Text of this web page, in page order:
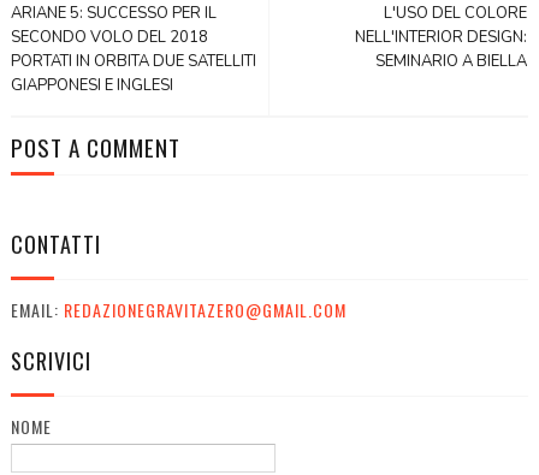
L'USO DEL COLORE
NELL'INTERIOR DESIGN:
SEMINARIO A BIELLA
ARIANE 5: SUCCESSO PER IL
SECONDO VOLO DEL 2018
PORTATI IN ORBITA DUE SATELLITI
GIAPPONESI E INGLESI
POST A COMMENT
CONTATTI
EMAIL: REDAZIONEGRAVITAZERO@GMAIL.COM
SCRIVICI
NOME